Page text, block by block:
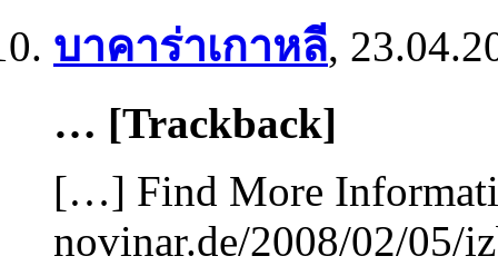
บาคาร่าเกาหลี,
… [Trackback]
[…] Find More
novinar.de/2008/02/05/